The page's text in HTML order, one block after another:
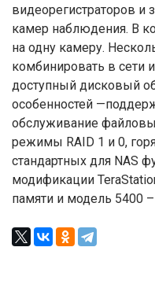
видеорегистраторов и
камер наблюдения. В
на одну камеру.
комбинировать в сети
доступный дисковый
особенностей
обслуживание
режимы RAID 1 и 0,
стандартных для NAS
модификации
памяти и модель 5400 –